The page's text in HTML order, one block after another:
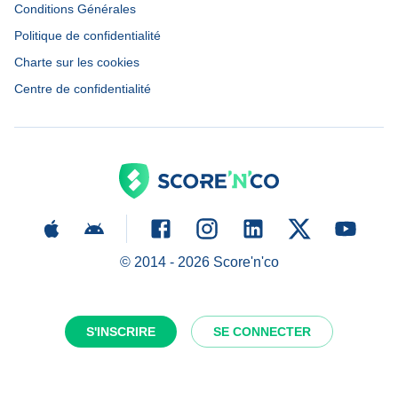
S'INSCRIRE SE CONNECTER
Conditions Générales
Politique de confidentialité
Charte sur les cookies
Centre de confidentialité
© 2014 - 2026Score'n'co